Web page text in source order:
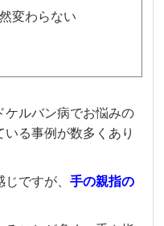
変わらない
ケルバン病でお悩みの
る事例が数多くあり
じですが、手の親指の